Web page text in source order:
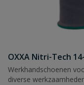
OXXA Nitri-Tech
Werkhandschoenen
diverse